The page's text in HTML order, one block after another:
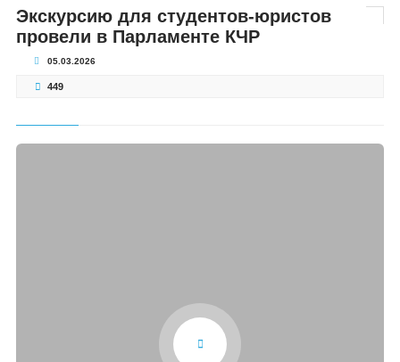
Экскурсию для студентов-юристов
провели в Парламенте КЧР
05.03.2026
449